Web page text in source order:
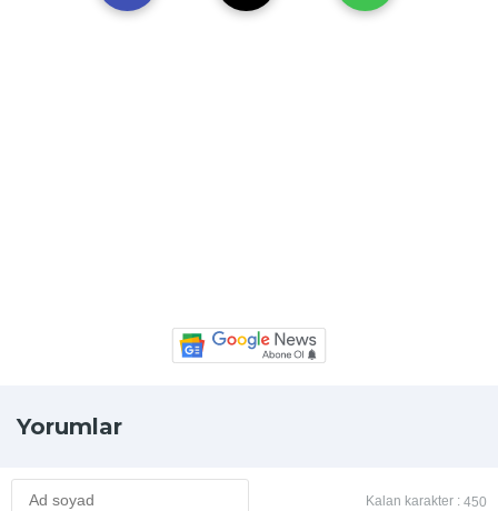
Yorumlar
Kalan karakter : 450